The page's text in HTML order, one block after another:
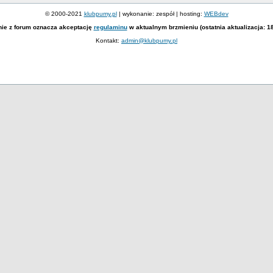
© 2000-2021 klubpumy.pl| wykonanie: zespół | hosting: WEBdev
z forum oznacza akceptację regulaminuw aktualnym brzmieniu (ostatnia aktualizacja:
Kontakt: admin@klubpumy.pl